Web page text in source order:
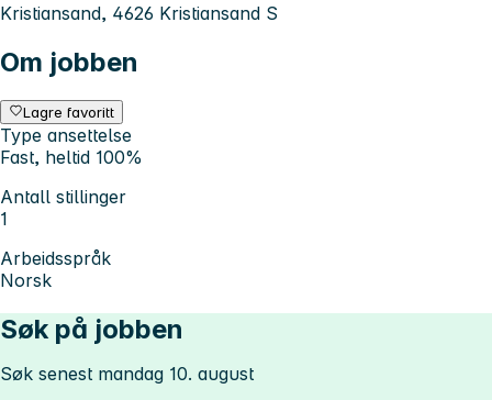
Kristiansand, 4626 Kristiansand S
Om jobben
Lagre favoritt
Type ansettelse
Fast, heltid 100%
Antall stillinger
1
Arbeidsspråk
Norsk
Søk på jobben
Søk senest mandag 10. august